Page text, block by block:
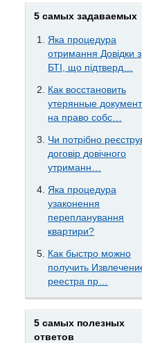
5 самых задаваемых
Яка процедура
отримання Довідки з
БТІ, що підтверд…
Как восстановить
утерянные
на право собс…
Чи потрібно
договір довічного
утриманн…
Яка процедура
узаконення
перепланування
квартири?
Как быстро можно
получить
реестра пр…
5 самых полезных
ответов